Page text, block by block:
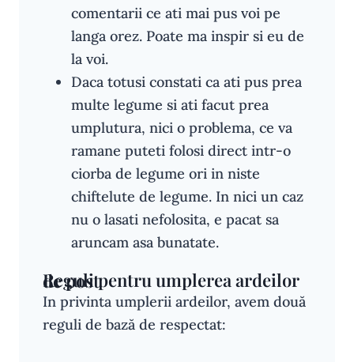
comentarii ce ati mai pus voi pe
langa orez. Poate ma inspir si eu de
la voi.
Daca totusi constati ca ati pus prea
multe legume si ati facut prea
umplutura, nici o problema, ce va
ramane puteti folosi direct intr-o
ciorba de legume ori in niste
chiftelute de legume. In nici un caz
nu o lasati nefolosita, e pacat sa
aruncam asa bunatate.
Reguli pentru umplerea ardeilor de post
In privinta umplerii ardeilor, avem două
reguli de bază de respectat: